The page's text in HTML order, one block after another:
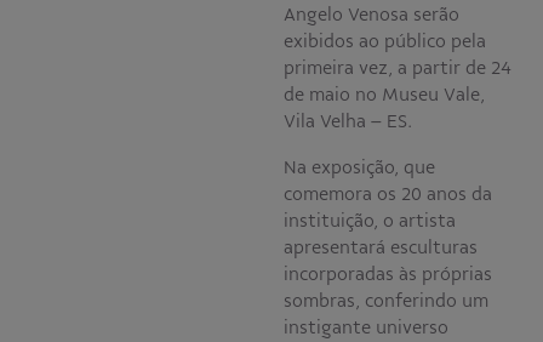
Angelo Venosa serão
exibidos ao público pela
primeira vez, a partir de 24
de maio no Museu Vale,
Vila Velha – ES.
Na exposição, que
comemora os 20 anos da
instituição, o artista
apresentará esculturas
incorporadas às próprias
sombras, conferindo um
instigante universo